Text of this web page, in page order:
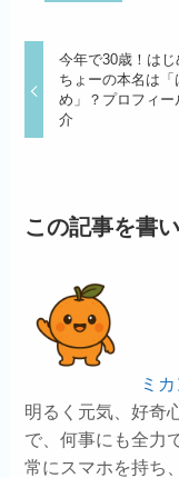
今年で30歳！はじ
ちょーの本名は「
め」？プロフィー
介
この記事を書
ミ
明るく元気、好奇
で、何事にも全力
常にスマホを持ち